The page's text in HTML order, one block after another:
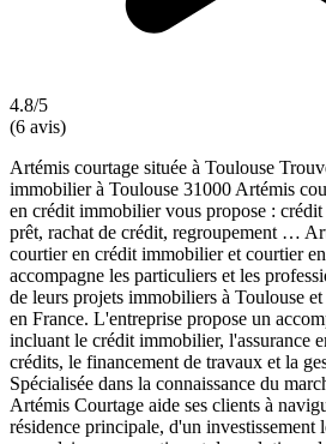
4.8/5
(6 avis)
Artémis courtage située à Toulouse
immobilier à Toulouse 31000 Artémis
en crédit immobilier vous propose :
prêt, rachat de crédit, regroupement …
courtier en crédit immobilier et courtier
accompagne les particuliers et les
de leurs projets immobiliers à Toulouse
en France. L'entreprise propose un
incluant le crédit immobilier, l'assurance
crédits, le financement de travaux et la
Spécialisée dans la connaissance du
Artémis Courtage aide ses clients à
résidence principale, d'un investissement